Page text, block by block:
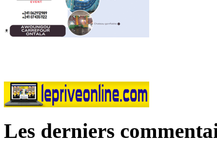
Les derniers